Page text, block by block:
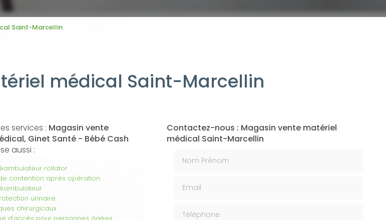
Saint-Marcellin
médical Saint-Marcellin
services : Magasin vente
Ginet Santé - Bébé Cash
aussi :
rollator
contention après opération
urinaire
chirurgicaux
Contactez-nous : Magasin vente matériel
médical Saint-Marcellin